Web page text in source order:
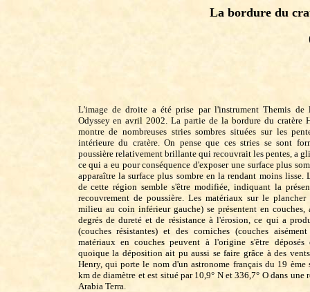
La bordure du
L'image de droite a été prise par l'instrument Themis de
Odyssey en avril 2002. La partie de la bordure du cratère
montre de nombreuses stries sombres situées sur les
intérieure du cratère. On pense que ces stries se sont
poussière relativement brillante qui recouvrait les pentes, a
ce qui a eu pour conséquence d'exposer une surface plus
apparaître la surface plus sombre en la rendant moins lisse.
de cette région semble s'être modifiée, indiquant la
recouvrement de poussière. Les matériaux sur le
milieu au coin inférieur gauche) se présentent en couches,
degrés de dureté et de résistance à l'érosion, ce qui a
(couches résistantes) et des corniches (couches aisément
matériaux en couches peuvent à l'origine s'être déposés
quoique la déposition ait pu aussi se faire grâce à des
Henry, qui porte le nom d'un astronome français du 19 ème
km de diamètre et est situé par 10,9° N et 336,7° O dans une
Arabia Terra.